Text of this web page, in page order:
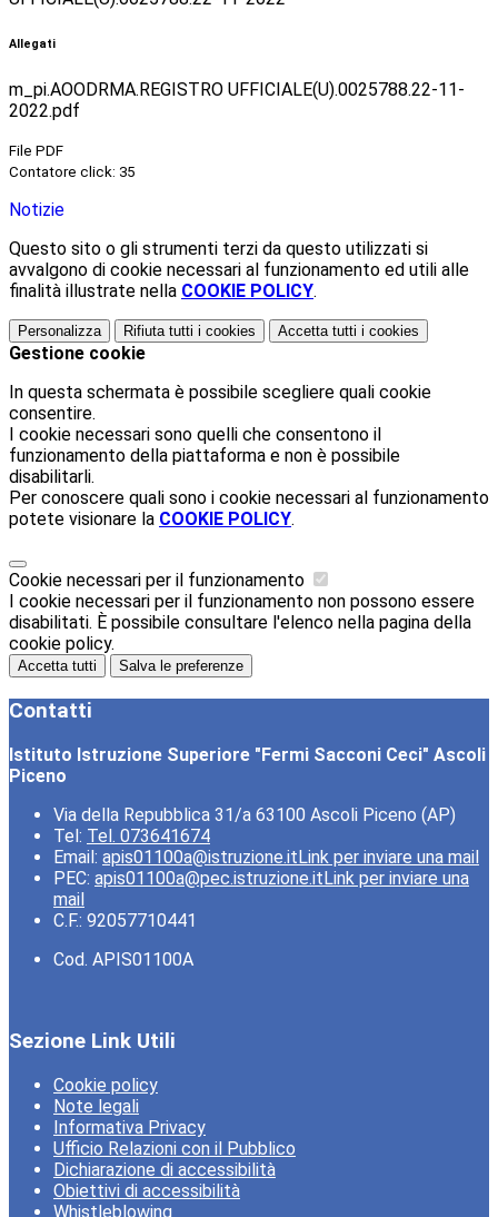
Allegati
m_pi.AOODRMA.REGISTRO UFFICIALE(U).0025788.22-11-
2022.pdf
File PDF
Contatore click: 35
Notizie
Questo sito o gli strumenti terzi da questo utilizzati si
avvalgono di cookie necessari al funzionamento ed utili alle
finalità illustrate nella COOKIE POLICY.
Personalizza Rifiuta tutti i cookies Accetta tutti i cookies
Gestione cookie
In questa schermata è possibile scegliere quali cookie
consentire.
I cookie necessari sono quelli che consentono il
funzionamento della piattaforma e non è possibile
disabilitarli.
Per conoscere quali sono i cookie necessari al funzionamento
potete visionare la COOKIE POLICY.
Cookie necessari per il funzionamento
I cookie necessari per il funzionamento non possono essere
disabilitati. È possibile consultare l'elenco nella pagina della
cookie policy.
Accetta tutti Salva le preferenze
Contatti
Istituto Istruzione Superiore "Fermi Sacconi Ceci" Ascoli
Piceno
Via della Repubblica 31/a 63100 Ascoli Piceno (AP)
Tel: Tel. 073641674
Email: apis01100a@istruzione.itLink per inviare una mail
PEC: apis01100a@pec.istruzione.itLink per inviare una
mail
C.F.: 92057710441
Cod. APIS01100A
Sezione Link Utili
Cookie policy
Note legali
Informativa Privacy
Ufficio Relazioni con il Pubblico
Dichiarazione di accessibilità
Obiettivi di accessibilità
Whistleblowing